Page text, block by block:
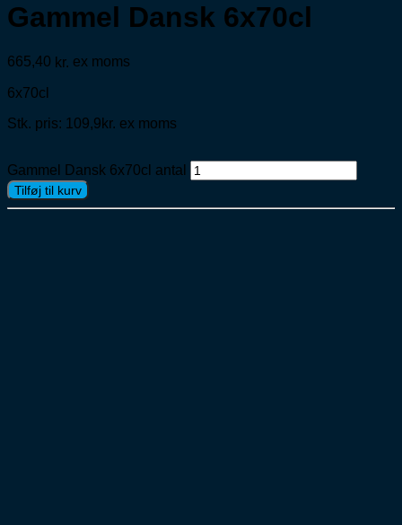
Gammel Dansk 6x70cl
665,40 kr. ex moms
6x70cl
Stk. pris: 109,9kr. ex moms
Gammel Dansk 6x70cl antal
Tilføj til kurv